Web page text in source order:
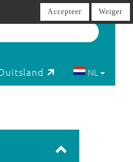
NL
Accepteer Weiger